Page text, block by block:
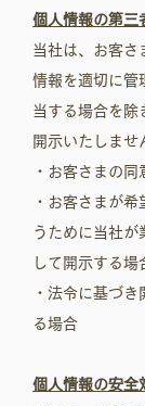
個人情報の第三
当社は、お客さ
情報を適切に管
当する場合を除
開示いたしませ
・お客さまの
・お客さまが
うために当社が
して開示する場
・法令に基づ
る場合
個人情報の安全